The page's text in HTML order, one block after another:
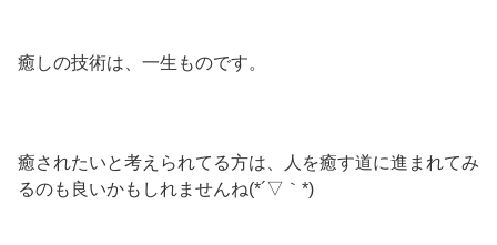
癒しの技術は、一生ものです。
癒されたいと考えられてる方は、人を癒す道に進まれてみ
るのも良いかもしれませんね(*´▽｀*)